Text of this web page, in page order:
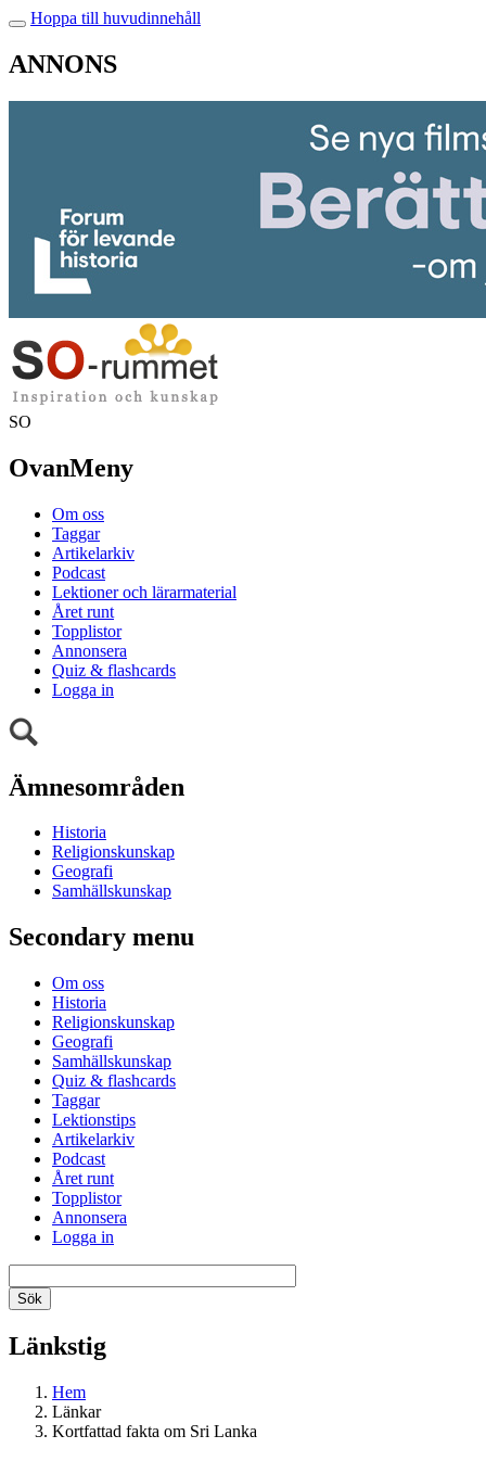
Hoppa till huvudinnehåll
ANNONS
SO
OvanMeny
Om oss
Taggar
Artikelarkiv
Podcast
Lektioner och lärarmaterial
Året runt
Topplistor
Annonsera
Quiz & flashcards
Logga in
Ämnesområden
Historia
Religionskunskap
Geografi
Samhällskunskap
Secondary menu
Om oss
Historia
Religionskunskap
Geografi
Samhällskunskap
Quiz & flashcards
Taggar
Lektionstips
Artikelarkiv
Podcast
Året runt
Topplistor
Annonsera
Logga in
Länkstig
Hem
Länkar
Kortfattad fakta om Sri Lanka